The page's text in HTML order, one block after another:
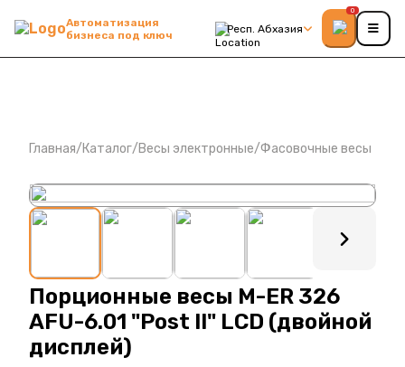
Автоматизация
бизнеса под ключ
Респ. Абхазия
0
Главная/Каталог/Весы электронные/Фасовочные весы
: ?>
Порционные весы M-ER 326
AFU-6.01 "Post II" LCD (двойной
дисплей)